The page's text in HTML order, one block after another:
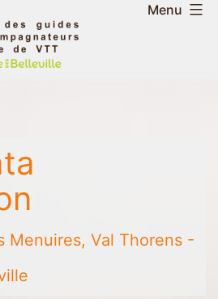
Menu
Menuires, Val Thorens -